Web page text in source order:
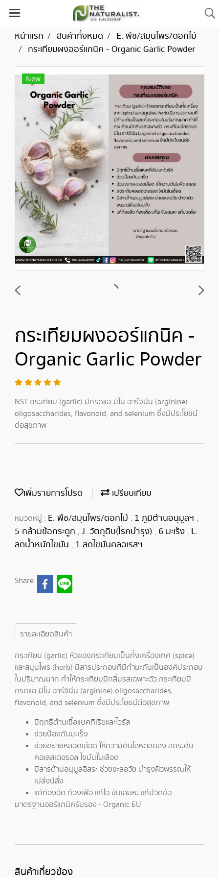
หน้าแรก สินค้าทั้งหมด
E. พืช/สมุนไพร/ดอกไม้
กระเทียมผงออร์แกนิค - Organic Garlic Powder
New
กระเทียมผงออร์แกนิค -
Organic Garlic Powder
NST กระเทียม (garlic) มีกรดแอ-มิโน อาร์จินีน (arginine)
oligosaccharides, flavonoid, and selenium ซึ่งมีประโยชน์
ต่อสุขภาพ
เพิ่มรายการโปรด เปรียบเทียบ
หมวดหมู่ : E. พืช/สมุนไพร/ดอกไม้ , 1 ภูมิต้านอนุมูลฯ ,
5 กล้ามข้อกระดูก , J. วัตถุดิบ(โรคบำรุง) , 6 มะเร็ง , L.
ลดน้ำหนักไขมัน , 1 ลดไขมันคลอเรสฯ
Share
รายละเอียดสินค้า
กระเทียม (garlic) หัวของกระเทียมเป็นทั้งเครื่องเทศ (spice)
และสมุนไพร (herb) มีสารประกอบที่มีกำมะถันเป็นองค์ประกอบ
ในปริมาณมาก ทำให้กระเทียมมีกลิ่นรสเฉพาะตัว กระเทียมมี
กรดแอ-มิโน อาร์จินีน (arginine) oligosaccharides,
flavonoid, and selenium ซึ่งมีประโยชน์ต่อสุขภาพ
มีฤทธิ์ต้านเชื้อแบคทีเรียและไวรัส
ช่วยป้องกันมะเร็ง
ช่วยขยายหลอดเลือด ให้ความดันโลหิตลดลง ลดระดับ
คอเลสเตอรอล ไขมันในเลือด
มีสารต้านอนุมูลอิสระ ช่วยชะลอวัย บำรุงผิวพรรณให้
เปล่งปลั่ง
แก้ท้องอืด ท้องเฟ้อ แก้ไอ ขับเสมหะ แก้ปวดข้อ
มาตรฐานออร์แกนิครับรอง - Organic EU
สินค้าเกี่ยวข้อง